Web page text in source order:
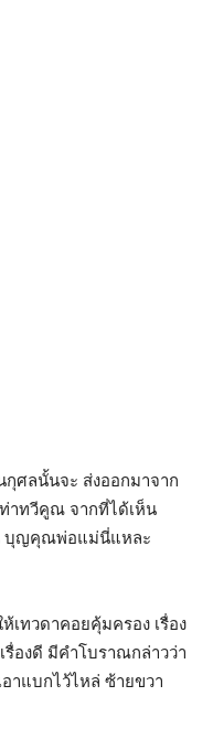
ศลนั้นจะ ส่งออกมาจาก
าทวีคูณ จากที่ได้เห็น
บุญคุณพ่อแม่นี่แหละ
ทวดาคอยคุ้มครอง เรื่อง
รื่องดี มีคำโบราณกล่าวว่า
าแบกไว้ไหล่ ซ้ายขวา